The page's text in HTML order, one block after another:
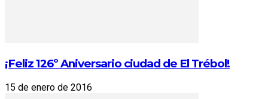
¡Feliz 126º Aniversario ciudad de El Trébol!
15 de enero de 2016